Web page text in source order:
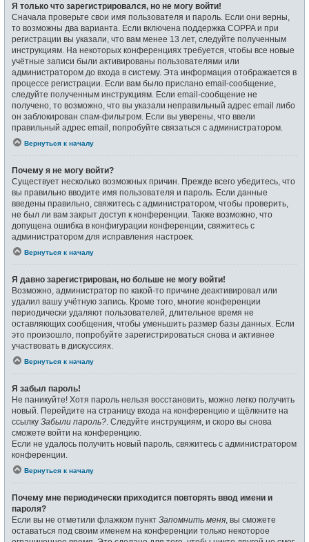
Я только что зарегистрировался, но не могу войти!
Сначала проверьте свои имя пользователя и пароль. Если они верны,
то возможны два варианта. Если включена поддержка COPPA и при
регистрации вы указали, что вам менее 13 лет, следуйте полученным
инструкциям. На некоторых конференциях требуется, чтобы все новые
учётные записи были активированы пользователями или
администратором до входа в систему. Эта информация отображается в
процессе регистрации. Если вам было прислано email-сообщение,
следуйте полученным инструкциям. Если email-сообщение не
получено, то возможно, что вы указали неправильный адрес email либо
он заблокирован спам-фильтром. Если вы уверены, что ввели
правильный адрес email, попробуйте связаться с администратором.
Вернуться к началу
Почему я не могу войти?
Существует несколько возможных причин. Прежде всего убедитесь, что
вы правильно вводите имя пользователя и пароль. Если данные
введены правильно, свяжитесь с администратором, чтобы проверить,
не был ли вам закрыт доступ к конференции. Также возможно, что
допущена ошибка в конфигурации конференции, свяжитесь с
администратором для исправления настроек.
Вернуться к началу
Я давно зарегистрирован, но больше не могу войти!
Возможно, администратор по какой-то причине деактивировал или
удалил вашу учётную запись. Кроме того, многие конференции
периодически удаляют пользователей, длительное время не
оставляющих сообщения, чтобы уменьшить размер базы данных. Если
это произошло, попробуйте зарегистрироваться снова и активнее
участвовать в дискуссиях.
Вернуться к началу
Я забыл пароль!
Не паникуйте! Хотя пароль нельзя восстановить, можно легко получить
новый. Перейдите на страницу входа на конференцию и щёлкните на
ссылку Забыли пароль? . Следуйте инструкциям, и скоро вы снова
сможете войти на конференцию.
Если не удалось получить новый пароль, свяжитесь с администратором
конференции.
Вернуться к началу
Почему мне периодически приходится повторять ввод имени и
пароля?
Если вы не отметили флажком пункт Запомнить меня , вы сможете
оставаться под своим именем на конференции только некоторое